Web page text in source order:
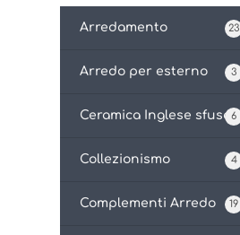
Arredamento 23
Arredo per esterno 3
Ceramica Inglese sfusa6
Collezionismo 4
Complementi Arredo 19